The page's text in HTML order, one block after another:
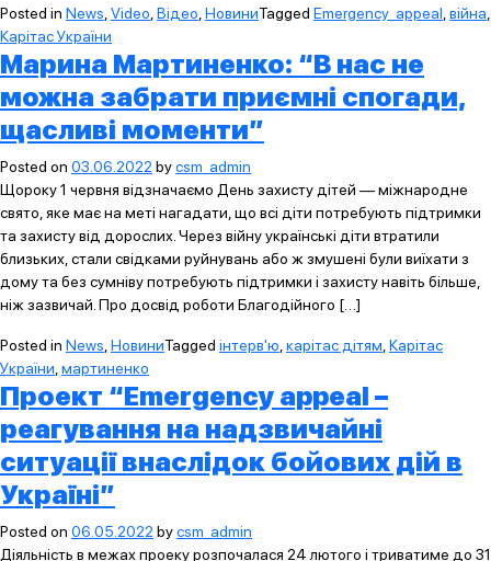
Posted in News Video Відео НовиниTagged Emergency_appeal війна
Карітас України
Марина Мартиненко: “В нас не
можна забрати приємні спогади,
щасливі моменти”
Posted on 03.06.2022 bycsm_admin
Щороку 1 червня відзначаємо День захисту дітей — міжнародне
свято, яке має на меті нагадати, що всі діти потребують підтримки
та захисту від дорослих. Через війну українські діти втратили
близьких, стали свідками руйнувань або ж змушені були виїхати з
дому та без сумніву потребують підтримки і захисту навіть більше,
ніж зазвичай. Про досвід роботи Благодійного […]
Posted in News НовиниTagged інтерв'ю карітас дітям Карітас
України мартиненко
Проект “Еmergency appeal –
реагування на надзвичайні
ситуації внаслідок бойових дій в
Україні”
Posted on 06.05.2022 bycsm_admin
Діяльність в межах проеку розпочалася 24 лютого і триватиме до 31